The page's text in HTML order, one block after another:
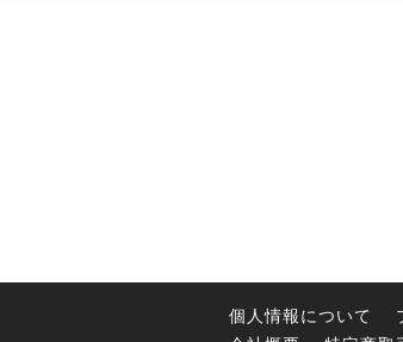
個人情報について